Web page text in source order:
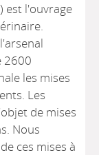
est l'ouvrage
2600
les mises
Les
de mises
Nous
ces mises à